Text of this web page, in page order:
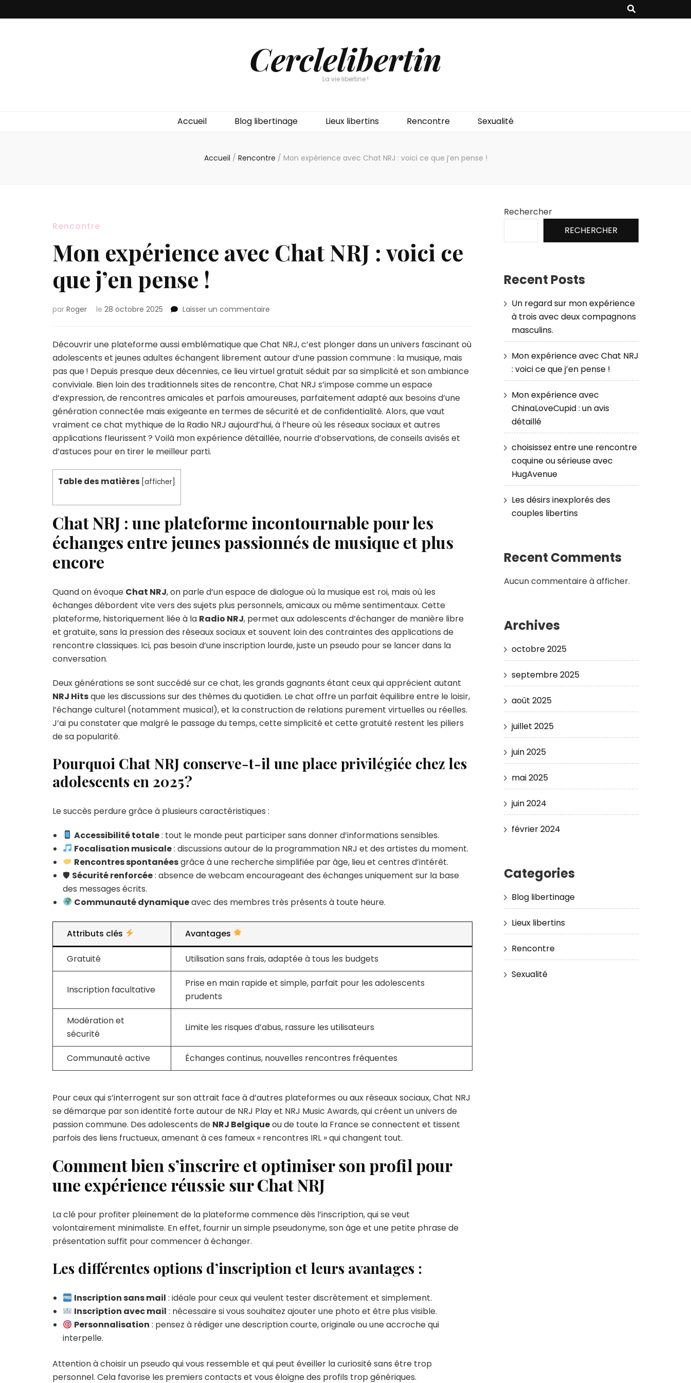
Cerclelibertin
La vie libertine !
Accueil Blog libertinage Lieux libertins Rencontre Sexualité
Accueil / Rencontre / Mon expérience avec Chat NRJ : voici ce que j’en pense !
Rencontre
Mon expérience avec Chat NRJ : voici ce
que j’en pense !
par Roger le 28 octobre 2025 Laisser un commentaire
avec
NRJ
:
voici
ce
que
j’en
pense
!
Découvrir une plateforme aussi emblématique que Chat NRJ, c’est plonger dans un univers fascinant où
adolescents et jeunes adultes échangent librement autour d’une passion commune : la musique, mais
pas que ! Depuis presque deux décennies, ce lieu virtuel gratuit séduit par sa simplicité et son ambiance
conviviale. Bien loin des traditionnels sites de rencontre, Chat NRJ s’impose comme un espace
d’expression, de rencontres amicales et parfois amoureuses, parfaitement adapté aux besoins d’une
génération connectée mais exigeante en termes de sécurité et de confidentialité. Alors, que vaut
vraiment ce chat mythique de la Radio NRJ aujourd’hui, à l’heure où les réseaux sociaux et autres
applications fleurissent ? Voilà mon expérience détaillée, nourrie d’observations, de conseils avisés et
d’astuces pour en tirer le meilleur parti.
Table des matières [afficher]
Chat NRJ : une plateforme incontournable pour les
échanges entre jeunes passionnés de musique et plus
encore
Quand on évoque Chat NRJ, on parle d’un espace de dialogue où la musique est roi, mais où les
échanges débordent vite vers des sujets plus personnels, amicaux ou même sentimentaux. Cette
plateforme, historiquement liée à la Radio NRJ, permet aux adolescents d’échanger de manière libre
et gratuite, sans la pression des réseaux sociaux et souvent loin des contraintes des applications de
rencontre classiques. Ici, pas besoin d’une inscription lourde, juste un pseudo pour se lancer dans la
conversation.
Deux générations se sont succédé sur ce chat, les grands gagnants étant ceux qui apprécient autant
NRJ Hitsque les discussions sur des thèmes du quotidien. Le chat offre un parfait équilibre entre le loisir,
l’échange culturel (notamment musical), et la construction de relations purement virtuelles ou réelles.
J’ai pu constater que malgré le passage du temps, cette simplicité et cette gratuité restent les piliers
de sa popularité.
Pourquoi Chat NRJ conserve-t-il une place privilégiée chez les
adolescents en 2025 ?
Le succès perdure grâce à plusieurs caractéristiques :
Accessibilité totale: tout le monde peut participer sans donner d’informations sensibles.
Focalisation musicale: discussions autour de la programmation NRJ et des artistes du moment.
Rencontres spontanéesgrâce à une recherche simplifiée par âge, lieu et centres d’intérêt.
🛡 Sécurité renforcée: absence de webcam encourageant des échanges uniquement sur la base
des messages écrits.
Communauté dynamiqueavec des membres très présents à toute heure.
Attributs clés Avantages
Gratuité Utilisation sans frais, adaptée à tous les budgets
Inscription facultative
Prise en main rapide et simple, parfait pour les adolescents
prudents
Modération et
sécurité
Limite les risques d’abus, rassure les utilisateurs
Communauté active Échanges continus, nouvelles rencontres fréquentes
Pour ceux qui s’interrogent sur son attrait face à d’autres plateformes ou aux réseaux sociaux, Chat NRJ
se démarque par son identité forte autour de NRJ Play et NRJ Music Awards, qui créent un univers de
passion commune. Des adolescents de NRJ Belgiqueou de toute la France se connectent et tissent
parfois des liens fructueux, amenant à ces fameux « rencontres IRL » qui changent tout.
Comment bien s’inscrire et optimiser son profil pour
une expérience réussie sur Chat NRJ
La clé pour profiter pleinement de la plateforme commence dès l’inscription, qui se veut
volontairement minimaliste. En effet, fournir un simple pseudonyme, son âge et une petite phrase de
présentation suffit pour commencer à échanger.
Les différentes options d’inscription et leurs avantages :
Inscription sans mail : idéale pour ceux qui veulent tester discrètement et simplement.
Inscription avec mail : nécessaire si vous souhaitez ajouter une photo et être plus visible.
Personnalisation : pensez à rédiger une description courte, originale ou une accroche qui
interpelle.
Attention à choisir un pseudo qui vous ressemble et qui peut éveiller la curiosité sans être trop
personnel. Cela favorise les premiers contacts et vous éloigne des profils trop génériques.
Rechercher
RECHERCHER
Recent Posts
Un regard sur mon expérience
à trois avec deux compagnons
masculins.
Mon expérience avec Chat NRJ
: voici ce que j’en pense !
Mon expérience avec
ChinaLoveCupid : un avis
détaillé
choisissez entre une rencontre
coquine ou sérieuse avec
HugAvenue
Les désirs inexplorés des
couples libertins
Recent Comments
Aucun commentaire à afficher.
Archives
octobre 2025
septembre 2025
août 2025
juillet 2025
juin 2025
mai 2025
juin 2024
février 2024
Categories
Blog libertinage
Lieux libertins
Rencontre
Sexualité